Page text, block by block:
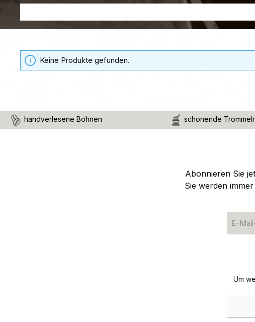
Keine Produkte gefunden.
handverlesene Bohnen schonende
Abonnieren Sie
Sie werden
Mail-
Um